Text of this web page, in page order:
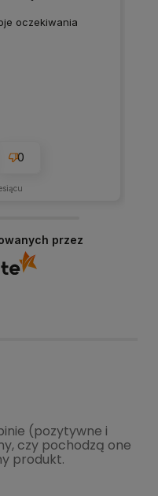
oczekiwania
0
przez
(pozytywne i
czy pochodzą one
produkt.